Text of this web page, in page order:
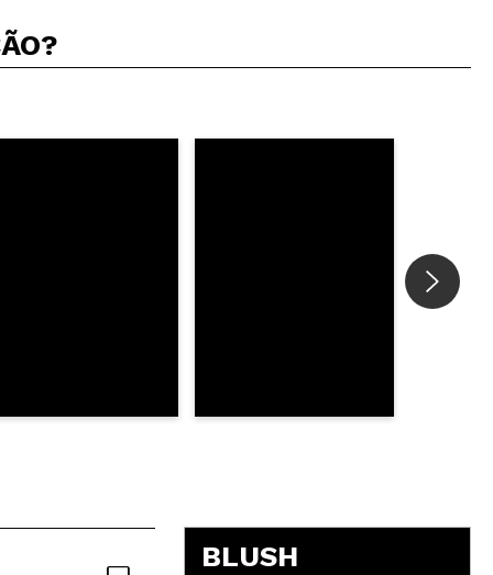
BLUSH